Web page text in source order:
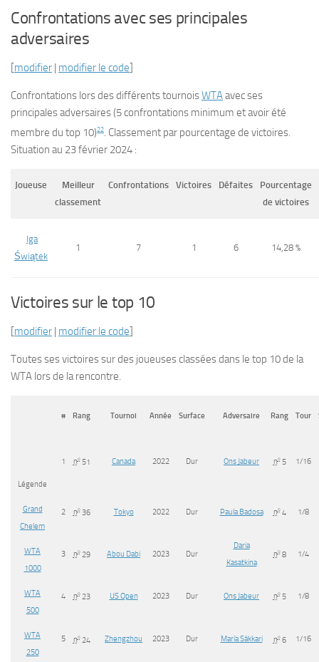
Confrontations avec ses principales
adversaires
[modifier | modifier le code]
Confrontations lors des différents tournoisWTAavec ses
principales adversaires (5 confrontations minimum et avoir été
membre du top 10)22. Classement par pourcentage de victoires.
Situation au 23 février 2024 :
Joueuse
Meilleur
classement
Confrontations Victoires Défaites
Pourcentage
de victoires
Iga
Świątek
1 7 1 6 14,28 %
Victoires sur le top 10
[modifier | modifier le code]
Toutes ses victoires sur des joueuses classées dans le top 10 de la
WTA lors de la rencontre.
Légende
Grand
Chelem
WTA
1000
WTA
500
WTA
250
# Rang Tournoi Année Surface Adversaire Rang Tour
1 no51 Canada 2022 Dur Ons Jabeur no5 1/16
2 no36 Tokyo 2022 Dur Paula Badosa no4 1/8
3 no29 Abou Dabi 2023 Dur
Daria
Kasatkina
no8 1/4
4 no23 US Open 2023 Dur Ons Jabeur no5 1/8
5 no24 Zhengzhou 2023 Dur María Sákkari no6 1/16